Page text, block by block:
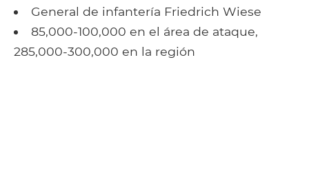
General de infantería Friedrich Wiese
85,000-100,000 en el área de ataque,
285,000-300,000 en la región